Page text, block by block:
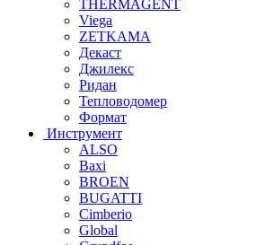
THERMAGENT
Viega
ZETKAMA
Декаст
Джилекс
Ридан
Тепловодомер
Формат
Инструмент
ALSO
Baxi
BROEN
BUGATTI
Cimberio
Global